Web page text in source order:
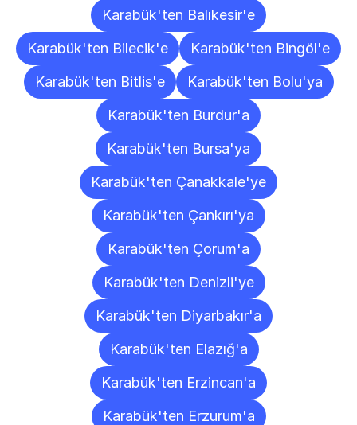
Karabük'ten Balıkesir'e
Karabük'ten Bilecik'e
Karabük'ten Bingöl'e
Karabük'ten Bitlis'e
Karabük'ten Bolu'ya
Karabük'ten Burdur'a
Karabük'ten Bursa'ya
Karabük'ten Çanakkale'ye
Karabük'ten Çankırı'ya
Karabük'ten Çorum'a
Karabük'ten Denizli'ye
Karabük'ten Diyarbakır'a
Karabük'ten Elazığ'a
Karabük'ten Erzincan'a
Karabük'ten Erzurum'a